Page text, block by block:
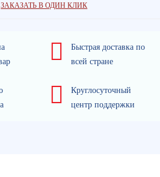
ЗАКАЗАТЬ В ОДИН КЛИК
Быстрая доставка по
всей стране
Круглосуточный
центр поддержки